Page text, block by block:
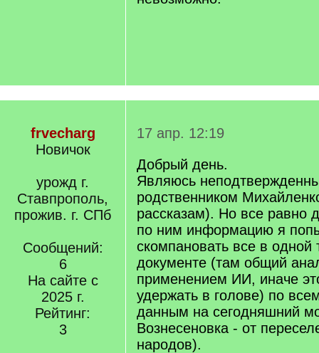
frvecharg
Новичок
урожд г.
Ставпрополь,
прожив. г. СПб
Сообщений:
6
На сайте с
2025 г.
Рейтинг:
3
17 апр. 12:19
Добрый день.
Являюсь
родственником
рассказам). Но все равно
по ним информацию я
скомпановать все в одной
документе (там общий
применением ИИ, иначе
удержать в голове) по
данным на сегодняшний
Вознесеновка - от
народов).